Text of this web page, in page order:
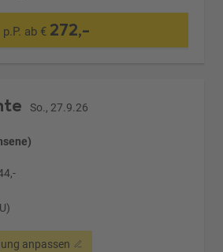
p.P. ab € 272,-
So., 27.9.26
anpassen